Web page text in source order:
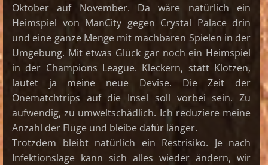
Oktober auf November. Da wäre natürlich ein
Heimspiel von ManCity gegen Crystal Palace drin
und eine ganze Menge mit machbaren Spielen in der
Umgebung. Mit etwas Glück gar noch ein Heimspiel
in der Champions League. Kleckern, statt Klotzen,
lautet ja meine neue Devise. Die Zeit der
Onematchtrips auf die Insel soll vorbei sein. Zu
aufwendig, zu umweltschädlich. Ich reduziere meine
Anzahl der Flüge und bleibe dafür länger.
Trotzdem bleibt natürlich ein Restrisiko. Je nach
Infektionslage kann sich alles wieder ändern, wir